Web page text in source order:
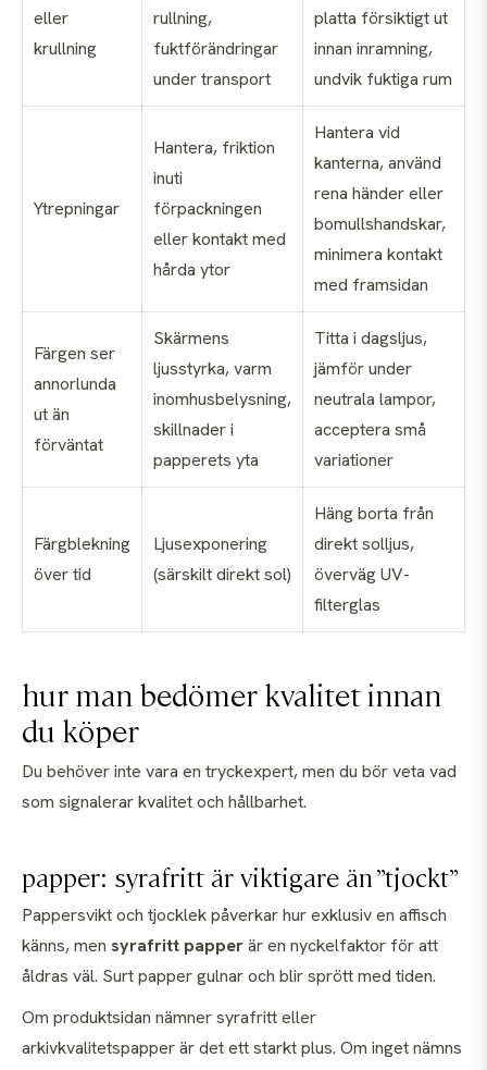
eller
krullning
rullning,
fuktförändringar
under transport
platta försiktigt ut
innan inramning,
undvik fuktiga rum
Ytrepningar
Hantera, friktion
inuti
förpackningen
eller kontakt med
hårda ytor
Hantera vid
kanterna, använd
rena händer eller
bomullshandskar,
minimera kontakt
med framsidan
Färgen ser
annorlunda
ut än
förväntat
Skärmens
ljusstyrka, varm
inomhusbelysning,
skillnader i
papperets yta
Titta i dagsljus,
jämför under
neutrala lampor,
acceptera små
variationer
Färgblekning
över tid
Ljusexponering
(särskilt direkt sol)
Häng borta från
direkt solljus,
överväg UV-
filterglas
hur man bedömer kvalitet innan
du köper
Du behöver inte vara en tryckexpert, men du bör veta vad
som signalerar kvalitet och hållbarhet.
papper: syrafritt är viktigare än ”tjockt”
Pappersvikt och tjocklek påverkar hur exklusiv en affisch
känns, men syrafritt papperär en nyckelfaktor för att
åldras väl. Surt papper gulnar och blir sprött med tiden.
Om produktsidan nämner syrafritt eller
arkivkvalitetspapper är det ett starkt plus. Om inget nämns